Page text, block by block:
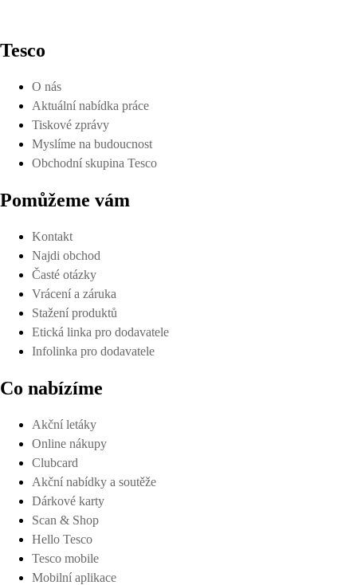
Tesco
O nás
Aktuální nabídka práce
Tiskové zprávy
Myslíme na budoucnost
Obchodní skupina Tesco
Pomůžeme vám
Kontakt
Najdi obchod
Časté otázky
Vrácení a záruka
Stažení produktů
Etická linka pro dodavatele
Infolinka pro dodavatele
Co nabízíme
Akční letáky
Online nákupy
Clubcard
Akční nabídky a soutěže
Dárkové karty
Scan & Shop
Hello Tesco
Tesco mobile
Mobilní aplikace